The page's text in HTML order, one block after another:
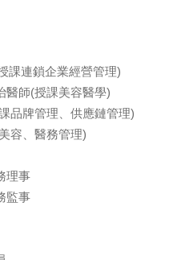
課連鎖企業經營管理)
醫師(授課美容醫學)
品牌管理、供應鏈管理)
容、醫務管理)
理事
監事